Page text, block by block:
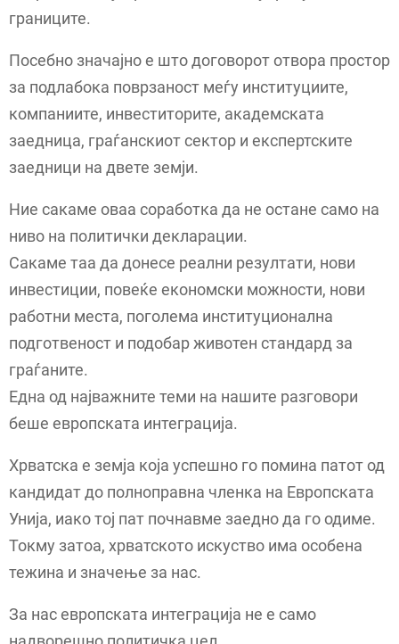
границите.
Посебно значајно е што договорот отвора простор
за подлабока поврзаност меѓу институциите,
компаниите, инвеститорите, академската
заедница, граѓанскиот сектор и експертските
заедници на двете земји.
Ние сакаме оваа соработка да не остане само на
ниво на политички декларации.
Сакаме таа да донесе реални резултати, нови
инвестиции, повеќе економски можности, нови
работни места, поголема институционална
подготвеност и подобар животен стандард за
граѓаните.
Една од најважните теми на нашите разговори
беше европската интеграција.
Хрватска е земја која успешно го помина патот од
кандидат до полноправна членка на Европската
Унија, иако тој пат почнавме заедно да го одиме.
Токму затоа, хрватското искуство има особена
тежина и значење за нас.
За нас европската интеграција не е само